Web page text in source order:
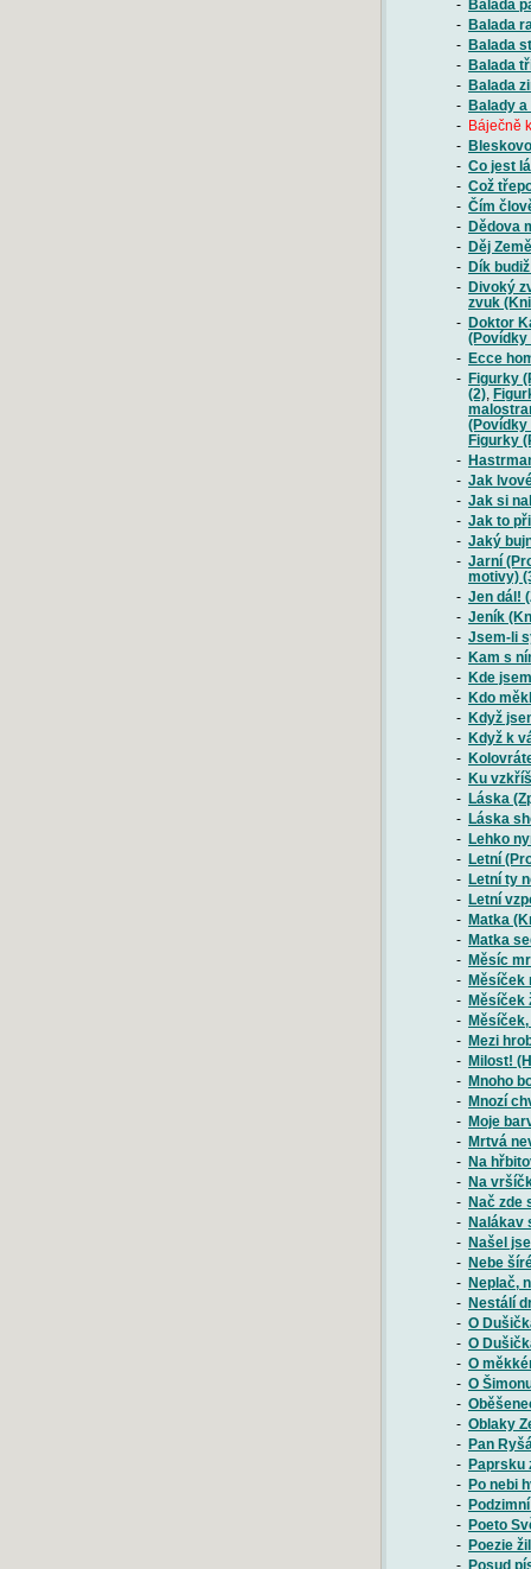
- Balada
- Balada
- Balada
- Balada
- Balada
- Balady a
- Báječně
-
- Co jest
- Což
- Čím
- Dědova
- Děj
- Dík
- Divoký
zvuk
- Doktor
(Povídky
- Ecce
- Figurky
(2),
(Povídky
Figurky
-
- Jak
- Jak si
- Jak to
- Jaký
- Jarní
motivy)
- Jen dál!
- Jeník
- Jsem-li
- Kam s
- Kde
- Kdo
- Když
- Když k
-
- Ku
- Láska
- Láska
- Lehko
- Letní
- Letní ty
- Letní
- Matka
- Matka
- Měsíc
- Měsíček
- Měsíček
-
- Mezi
- Milost!
- Mnoho
- Mnozí
- Moje
- Mrtvá
- Na
- Na
- Nač zde
- Nalákav
- Našel
- Nebe
- Neplač,
- Nestálí
- O
- O
- O
- O
-
- Oblaky
- Pan
- Paprsku
- Po nebi
-
- Poeto
- Poezie